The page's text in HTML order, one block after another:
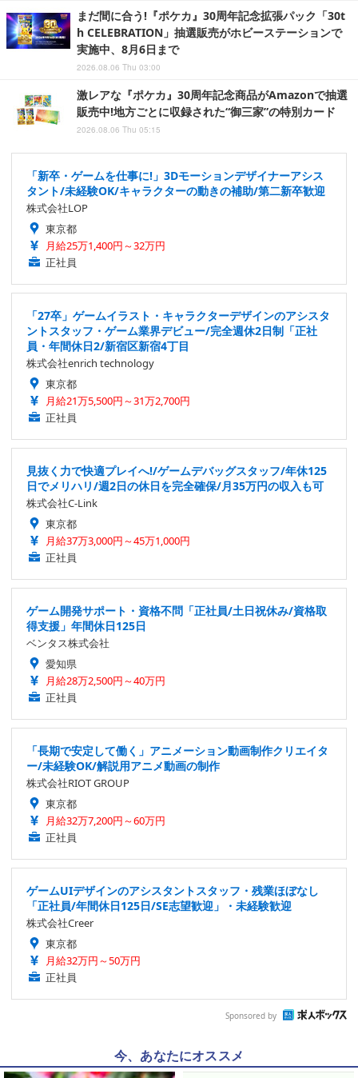
まだ間に合う!『ポケカ』30周年記念拡張パック「30t
h CELEBRATION」抽選販売がホビーステーションで
実施中、8月6日まで
2026.08.06 Thu 03:00
激レアな『ポケカ』30周年記念商品がAmazonで抽選
販売中!地方ごとに収録された“御三家”の特別カード
2026.08.06 Thu 05:15
「新卒・ゲームを仕事に!」3Dモーションデザイナーアシス
タント/未経験OK/キャラクターの動きの補助/第二新卒歓迎
株式会社LOP
東京都
月給25万1,400円～32万円
正社員
「27卒」ゲームイラスト・キャラクターデザインのアシスタ
ントスタッフ・ゲーム業界デビュー/完全週休2日制「正社
員・年間休日2/新宿区新宿4丁目
株式会社enrich technology
東京都
月給21万5,500円～31万2,700円
正社員
見抜く力で快適プレイへ!/ゲームデバッグスタッフ/年休125
日でメリハリ/週2日の休日を完全確保/月35万円の収入も可
株式会社C-Link
東京都
月給37万3,000円～45万1,000円
正社員
ゲーム開発サポート・資格不問「正社員/土日祝休み/資格取
得支援」年間休日125日
ベンタス株式会社
愛知県
月給28万2,500円～40万円
正社員
「長期で安定して働く」アニメーション動画制作クリエイタ
ー/未経験OK/解説用アニメ動画の制作
株式会社RIOT GROUP
東京都
月給32万7,200円～60万円
正社員
ゲームUIデザインのアシスタントスタッフ・残業ほぼなし
「正社員/年間休日125日/SE志望歓迎」・未経験歓迎
株式会社Creer
東京都
月給32万円～50万円
正社員
Sponsored by
今、あなたにオススメ